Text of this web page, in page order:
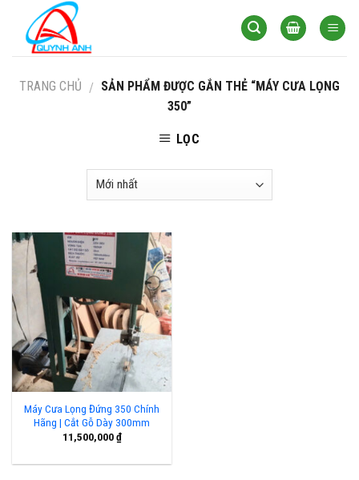
content
TRANG CHỦ / SẢN PHẨM ĐƯỢC GẮN THẺ “MÁY CƯA LỌNG
350”
LỌC
Máy Cưa Lọng Đứng 350 Chính
Hãng | Cắt Gỗ Dày 300mm
11,500,000₫